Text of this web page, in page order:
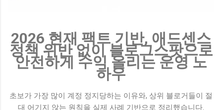
이유 를 제시하지 못하면 살아남기 힘든 구조가...
2026 현재 팩트 기반, 애드센스
정책 위반 없이 블로그스팟으로
안전하게 수익 올리는 운영 노
하우
초보가 가장 많이 계정 정지당하는 이유와, 상위 블로거들이 절
대 어기지 않는 원칙을 실제 사례 기반으로 정리했습니다.